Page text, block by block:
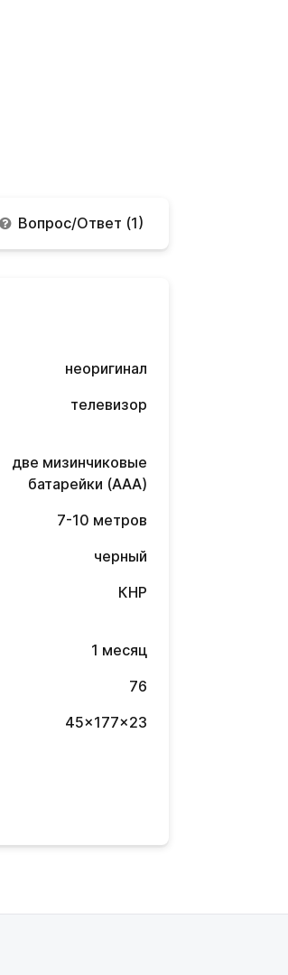
Вопрос/Ответ (1)
неоригинал
телевизор
две мизинчиковые
батарейки (AAA)
7-10 метров
черный
КНР
1 месяц
76
45x177x23